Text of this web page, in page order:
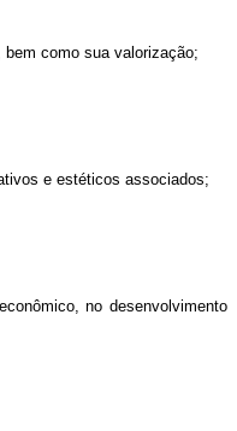
como sua valorização;
e estéticos associados;
no desenvolvimento